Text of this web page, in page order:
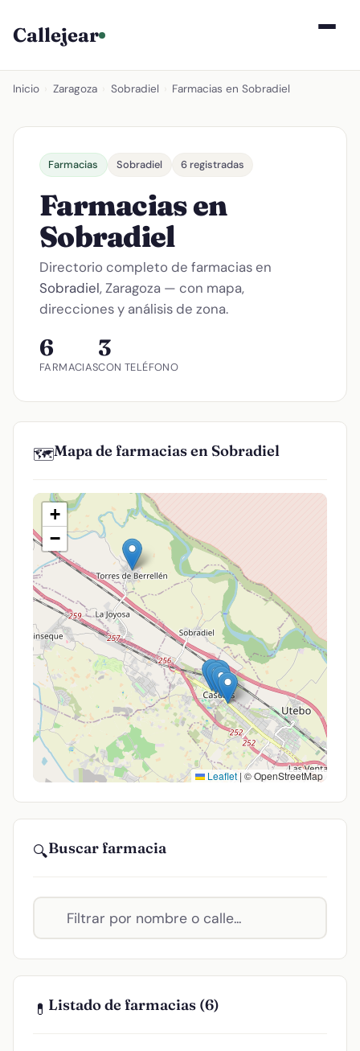
Callejear
Inicio Zaragoza Sobradiel Farmacias en Sobradiel
Farmacias Sobradiel 6 registradas
Farmacias en
Sobradiel
Directorio completo de farmacias en
Sobradiel, Zaragoza — con mapa,
direcciones y análisis de zona.
6
FARMACIAS
3
CON TELÉFONO
🗺️Mapa de farmacias en Sobradiel
+
−
Leaflet | © OpenStreetMap
🔍Buscar farmacia
💊 Listado de farmacias (6)